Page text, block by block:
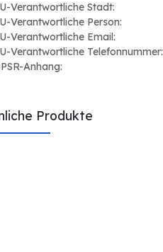
Verantwortliche Stadt:
Verantwortliche Person:
Verantwortliche Email:
Verantwortliche Telefonnummer:
Anhang:
Produkte